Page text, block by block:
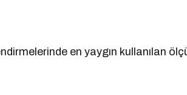
en yaygın kullanılan